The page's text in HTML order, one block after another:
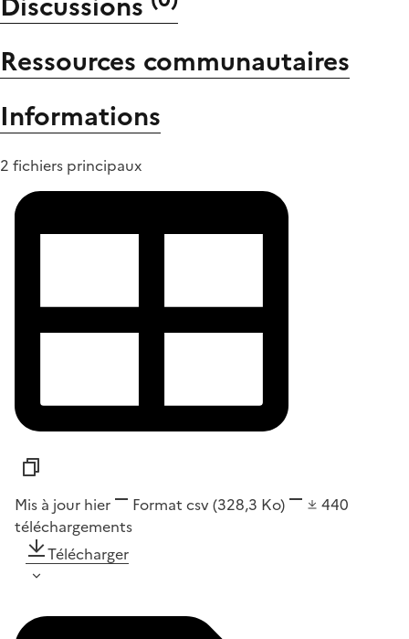
Ressources communautaires
Informations
2 fichiers principaux
Mis à jour hier Format csv(328,3 Ko)
440
téléchargements
Télécharger